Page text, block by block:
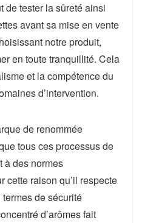
de tester la sûreté ainsi
avant sa mise en vente
notre produit,
en toute tranquillité. Cela
et la compétence du
d’intervention.
de renommée
tous ces processus de
à des normes
cette raison qu’il respecte
de sécurité
d’arômes fait